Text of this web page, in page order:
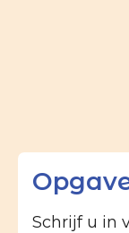
Schrijf u in